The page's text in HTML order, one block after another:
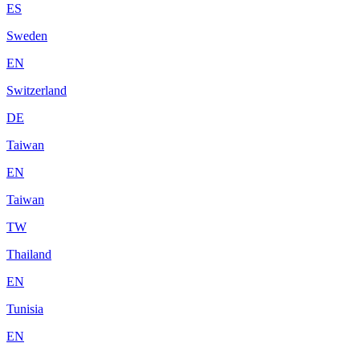
ES
Sweden
EN
Switzerland
DE
Taiwan
EN
Taiwan
TW
Thailand
EN
Tunisia
EN